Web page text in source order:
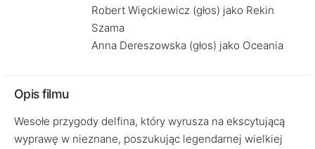
Robert Więckiewicz (głos) jako Rekin
Szama
Anna Dereszowska (głos) jako Oceania
Opis filmu
Wesołe przygody delfina, który wyrusza na ekscytującą
wyprawę w nieznane, poszukując legendarnej wielkiej